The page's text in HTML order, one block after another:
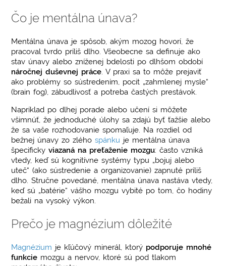
Čo je mentálna únava?
Mentálna únava je spôsob, akým mozog hovorí, že
pracoval tvrdo príliš dlho. Všeobecne sa definuje ako
stav únavy alebo zníženej bdelosti po dlhšom období
náročnej duševnej práce. V praxi sa to môže prejaviť
ako problémy so sústredením, pocit „zahmlenej mysle“
(brain fog), zábudlivosť a potreba častých prestávok.
Napríklad po dlhej porade alebo učení si môžete
všimnúť, že jednoduché úlohy sa zdajú byť ťažšie alebo
že sa vaše rozhodovanie spomaľuje. Na rozdiel od
bežnej únavy zo zléhospánku je mentálna únava
špecifickyviazaná na preťaženie mozgu: často vzniká
vtedy, keď sú kognitívne systémy typu „bojuj alebo
uteč“ (ako sústredenie a organizovanie) zapnuté príliš
dlho. Stručne povedané, mentálna únava nastáva vtedy,
keď sú „batérie“ vášho mozgu vybité po tom, čo hodiny
bežali na vysoký výkon.
Prečo je magnézium dôležité
Magnézium je kľúčový minerál, ktorý podporuje mnohé
funkcie mozgu a nervov, ktoré sú pod tlakom